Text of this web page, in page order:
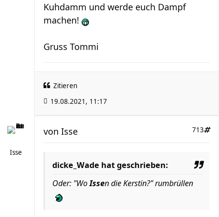
Kuhdamm und werde euch Dampf
machen!
Gruss Tommi
Zitieren
19.08.2021, 11:17
Isse
713
von Isse
dicke_Wade hat geschrieben:
Oder: "WoIssen die Kerstin?" rumbrüllen